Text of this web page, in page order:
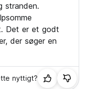
stranden.
Det er et godt
der søger en
nyttigt?